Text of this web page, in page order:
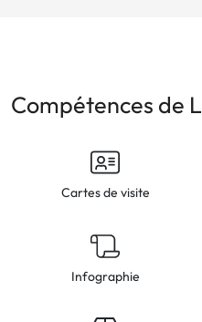
Compétences de
Cartes de visite
Infographie